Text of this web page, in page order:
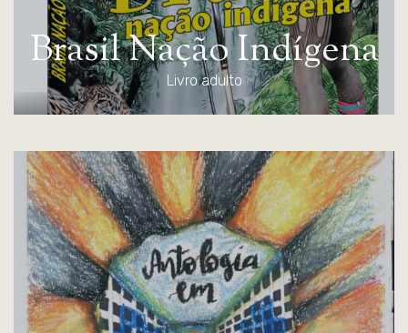
BrasilNaçãoIndígena
Livro adulto